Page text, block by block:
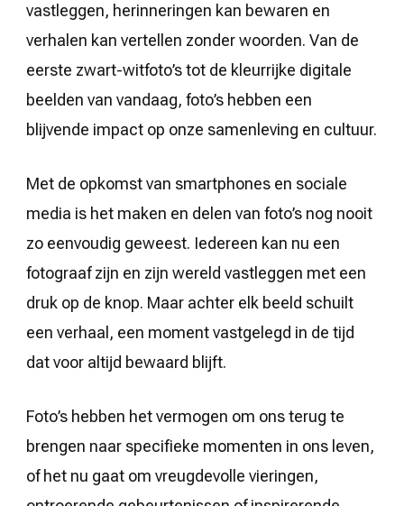
vastleggen, herinneringen kan bewaren en
verhalen kan vertellen zonder woorden. Van de
eerste zwart-witfoto’s tot de kleurrijke digitale
beelden van vandaag, foto’s hebben een
blijvende impact op onze samenleving en cultuur.
Met de opkomst van smartphones en sociale
media is het maken en delen van foto’s nog nooit
zo eenvoudig geweest. Iedereen kan nu een
fotograaf zijn en zijn wereld vastleggen met een
druk op de knop. Maar achter elk beeld schuilt
een verhaal, een moment vastgelegd in de tijd
dat voor altijd bewaard blijft.
Foto’s hebben het vermogen om ons terug te
brengen naar specifieke momenten in ons leven,
of het nu gaat om vreugdevolle vieringen,